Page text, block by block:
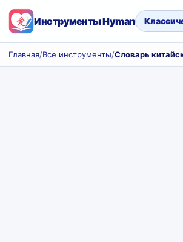
Инструменты Hyman
Главная/Все инструменты/Словарь